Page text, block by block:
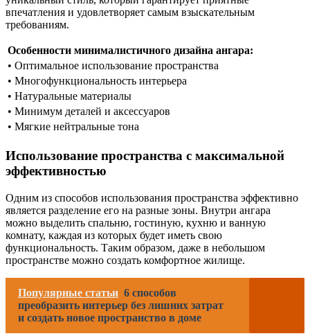
впечатления и удовлетворяет самым взыскательным
требованиям.
Особенности минималистичного дизайна ангара:
• Оптимальное использование пространства
• Многофункциональность интерьера
• Натуральные материалы
• Минимум деталей и аксессуаров
• Мягкие нейтральные тона
Использование пространства с максимальной
эффективностью
Одним из способов использования пространства эффективно
является разделение его на разные зоны. Внутри ангара
можно выделить спальню, гостиную, кухню и ванную
комнату, каждая из которых будет иметь свою
функциональность. Таким образом, даже в небольшом
пространстве можно создать комфортное жилище.
Популярные статьи 6 способов
преобразить интерьер без лишних затрат
и создать новое пространство в доме